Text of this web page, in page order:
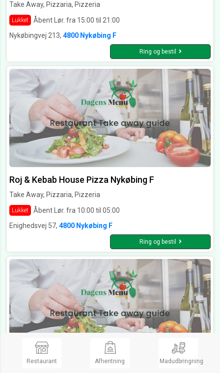
Take Away, Pizzaria, Pizzeria
Lukket
Åbent Lør. fra 15:00 til 21:00
Nykøbingvej 213, 4800 Nykøbing F
Ring og bestil
Roj & Kebab House Pizza Nykøbing F
Take Away, Pizzaria, Pizzeria
Lukket
Åbent Lør. fra 10:00 til 05:00
Enighedsvej 57, 4800 Nykøbing F
Ring og bestil
Restaurant Afhentning Madudbringning